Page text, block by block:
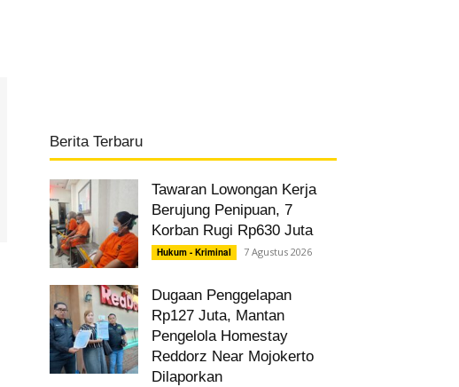
Berita Terbaru
Tawaran Lowongan Kerja
Berujung Penipuan, 7
Korban Rugi Rp630 Juta
Hukum - Kriminal 7 Agustus 2026
Dugaan Penggelapan
Rp127 Juta, Mantan
Pengelola Homestay
Reddorz Near Mojokerto
Dilaporkan